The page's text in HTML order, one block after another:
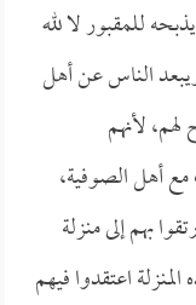
للمقبور لا لله
الناس عن أهل
لأنهم
أهل الصوفية،
بهم إلى منزلة
اعتقدوا فيهم